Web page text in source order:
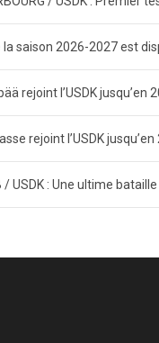
la saison 2026-2027 est
rejoint l’USDK jusqu’en
rejoint l’USDK jusqu’en
/ USDK : Une ultime